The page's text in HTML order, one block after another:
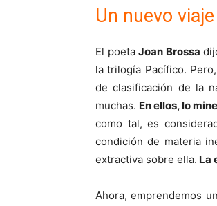
Un nuevo viaje
El poetaJoan Brossa
la trilogía Pacífico.
de clasificación de la
muchas. En ellos, lo
como tal, es
condición de materia
extractiva sobre ella. La
Ahora, emprendemos